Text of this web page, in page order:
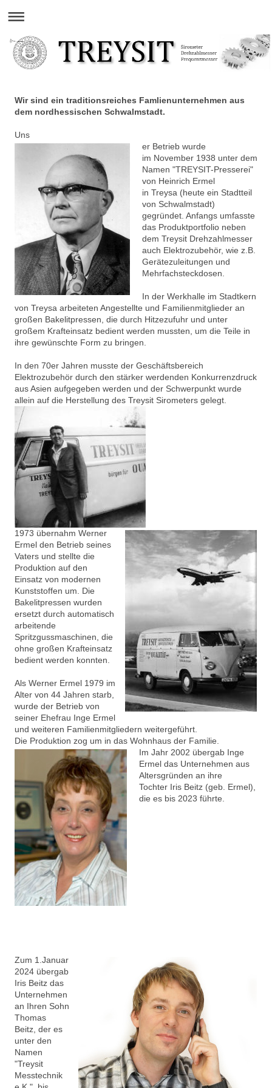
Wir sind ein traditionsreiches Famlienunternehmen aus
dem nordhessischen Schwalmstadt.
Uns
er Betrieb wurde
im November 1938 unter dem
Namen "TREYSIT-Presserei"
von Heinrich Ermel
in Treysa (heute ein Stadtteil
von Schwalmstadt)
gegründet. Anfangs umfasste
das Produktportfolio neben
dem Treysit Drehzahlmesser
auch Elektrozubehör, wie z.B.
Gerätezuleitungen und
Mehrfachsteckdosen.
In der Werkhalle im Stadtkern
von Treysa arbeiteten Angestellte und Familienmitglieder an
großen Bakelitpressen, die durch Hitzezufuhr und unter
großem Krafteinsatz bedient werden mussten, um die Teile in
ihre gewünschte Form zu bringen.
In den 70er Jahren musste der Geschäftsbereich
Elektrozubehör durch den stärker werdenden Konkurrenzdruck
aus Asien aufgegeben werden und der Schwerpunkt wurde
allein auf die Herstellung des Treysit Sirometers gelegt.
1973 übernahm Werner
Ermel den Betrieb seines
Vaters und stellte die
Produktion auf den
Einsatz von modernen
Kunststoffen um. Die
Bakelitpressen wurden
ersetzt durch automatisch
arbeitende
Spritzgussmaschinen, die
ohne großen Krafteinsatz
bedient werden konnten.
Als Werner Ermel 1979 im
Alter von 44 Jahren starb,
wurde der Betrieb von
seiner Ehefrau Inge Ermel
und weiteren Familienmitgliedern weitergeführt.
Die Produktion zog um in das Wohnhaus der Familie.
Im Jahr 2002 übergab Inge
Ermel das Unternehmen aus
Altersgründen an ihre
Tochter Iris Beitz (geb. Ermel),
die es bis 2023 führte.
Zum 1.Januar
2024 übergab
Iris Beitz das
Unternehmen
an Ihren Sohn
Thomas
Beitz, der es
unter den
Namen
"Treysit
Messtechnik